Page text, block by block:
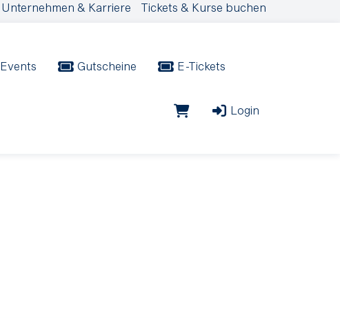
Unternehmen & Karriere Tickets & Kurse buchen
Events Gutscheine E-Tickets
Login